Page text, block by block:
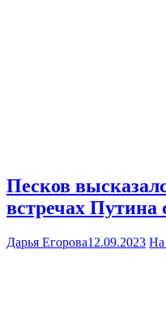
Песков
встречах Путина
Дарья Егорова12.09.2023 На